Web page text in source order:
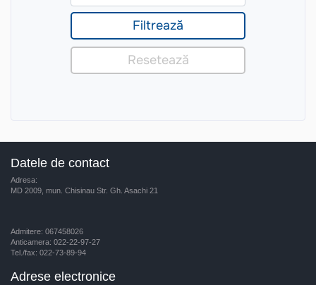
Datele de contact
Adresa:
MD 2009, mun. Chisinau Str. Gh. Asachi 21
Admitere: 067458026
Anticamera: 022-22-97-27
Tel./fax: 022-73-89-94
Adrese electronice